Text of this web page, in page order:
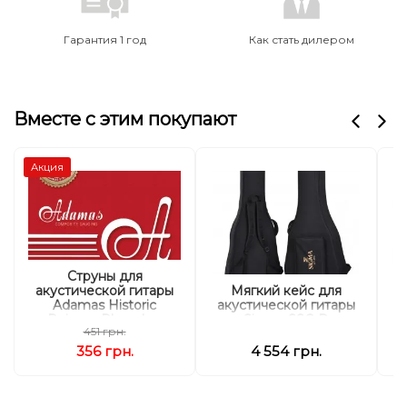
Гарантия 1 год Как стать дилером
Вместе с этим покупают
Акция
Струны для
акустической гитары
Adamas Historic
Bronze 1818, 12-53w
451 грн.
356 грн.
Мягкий кейс для
акустической гитары
4 554 грн.